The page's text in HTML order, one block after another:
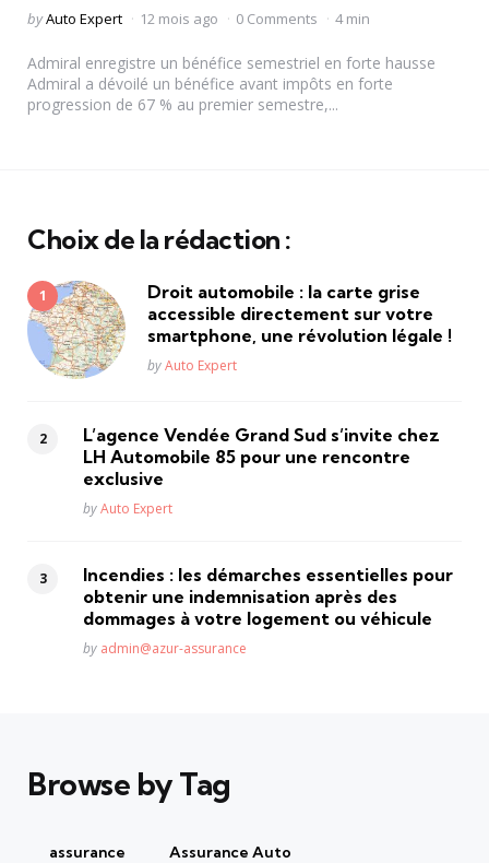
Posted
byAuto Expert 12 mois ago 0 Comments 4 min
Admiral enregistre un bénéfice semestriel en forte hausse
Admiral a dévoilé un bénéfice avant impôts en forte
progression de 67 % au premier semestre,...
Choix de la rédaction :
Droit automobile : la carte grise
accessible directement sur votre
smartphone, une révolution légale !
Posted
byAuto Expert
L’agence Vendée Grand Sud s’invite chez
LH Automobile 85 pour une rencontre
exclusive
Posted
byAuto Expert
Incendies : les démarches essentielles pour
obtenir une indemnisation après des
dommages à votre logement ou véhicule
Posted
by admin@azur-assurance
Browse by Tag
assurance Assurance Auto